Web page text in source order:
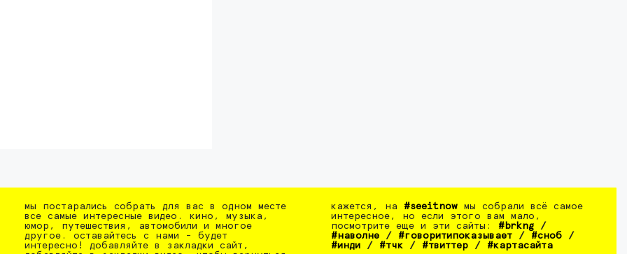
мы постарались собрать для вас в одном месте
все самые интересные видео. кино, музыка,
юмор, путешествия, автомобили и многое
другое. оставайтесь с нами - будет
интересно! добавляйте в закладки сайт,
кажется, на #seeitnow мы собрали всё самое
интересное, но если этого вам мало,
посмотрите еще и эти сайты: #brkng /
#наволне / #говоритипоказывает / #сноб /
#инди / #тчк / #твиттер / #картасайта